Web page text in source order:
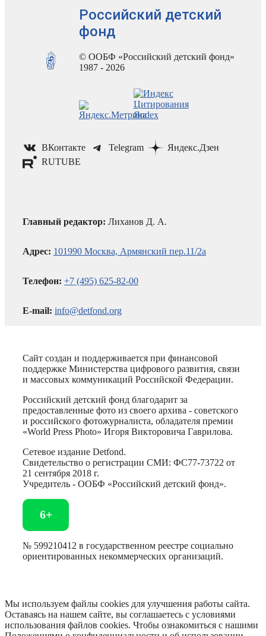
Российский детский
фонд
© ООБФ «Российский детский фонд»
1987 - 2026
ВКонтакте Telegram
Яндекс.Дзен
RUTUBE
Главный редактор: Лиханов Д. А.
Адрес: 101990 Москва, Армянский пер.11/2а
Телефон: +7 (495) 625-82-00
E-mail: info@detfond.org
Сайт создан и поддерживается при финансовой
поддержке Министерства цифрового развития, связи
и массовых коммуникаций Российской Федерации.
Российский детский фонд благодарит за
предоставленные фото из своего архива - советского
и российского фотожурналиста, обладателя премии
«World Press Photo» Игоря Викторовича Гаврилова.
Сетевое издание Detfond.
Свидетельство о регистрации СМИ: ФС77-73722 от
21 сентября 2018 г.
Учредитель - ООБФ «Российский детский фонд».
6+
№ 599210412 в государственном реестре социально
ориентированных некоммерческих организаций.
Мы используем файлы cookies для улучшения работы сайта.
Оставаясь на нашем сайте, вы соглашаетесь с условиями
использования файлов cookies. Чтобы ознакомиться с нашими